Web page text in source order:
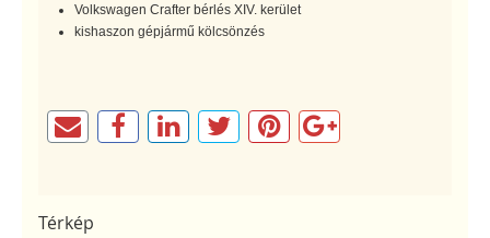
Volkswagen Crafter bérlés XIV. kerület
kishaszon gépjármű kölcsönzés
Térkép